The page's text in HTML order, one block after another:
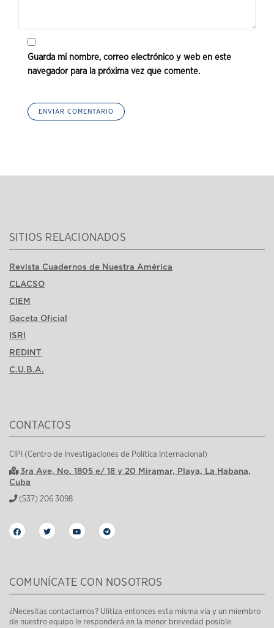
Guarda mi nombre, correo electrónico y web en este
navegador para la próxima vez que comente.
SITIOS RELACIONADOS
Revista Cuadernos de Nuestra América
CLACSO
CIEM
Gaceta Oficial
ISRI
REDINT
C.U.B.A.
CONTACTOS
CIPI (Centro de Investigaciones de Política Internacional)
3ra Ave, No. 1805 e/ 18 y 20 Miramar, Playa, La Habana,
Cuba
(537) 206 3098
COMUNÍCATE CON NOSOTROS
¿Necesitas contactarnos? Ulitiza entonces esta misma vía y un miembro
de nuestro equipo le responderá en la menor brevedad posible.